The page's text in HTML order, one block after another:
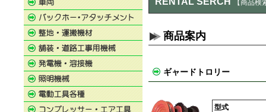
【商品検
商品案内
ギャードトロリー
型式